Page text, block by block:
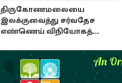
திருகோணமலையை
இலக்குவைத்து சர்வதேச
எண்ணெய் விநியோகத்